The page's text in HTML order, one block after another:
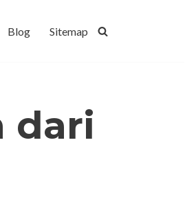
Blog Sitemap
dari